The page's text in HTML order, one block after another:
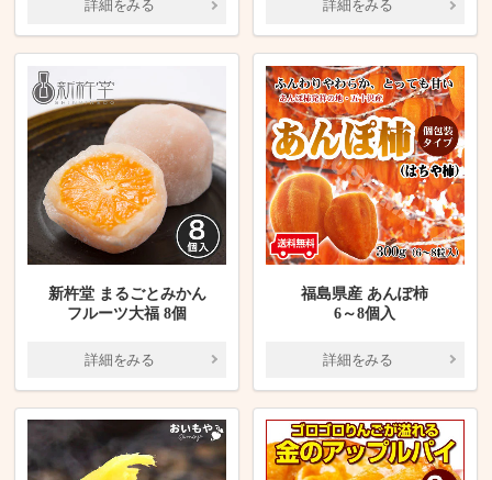
詳細をみる 詳細をみる
新杵堂 まるごとみかん
フルーツ大福 8個
詳細をみる
福島県産 あんぽ柿
6～8個入
詳細をみる